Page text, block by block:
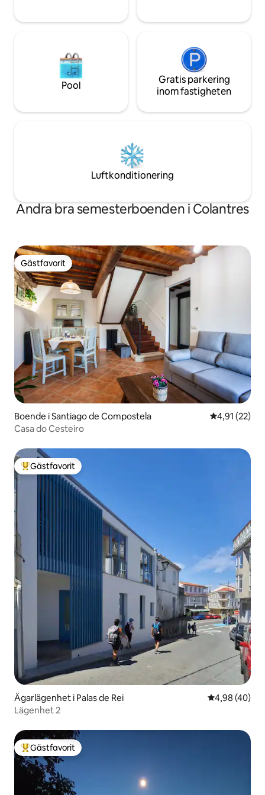
Pool
Gratis parkering
inom fastigheten
Luftkonditionering
Andra bra semesterboenden i Colantres
Gästfavorit
Gästfavorit
Boende i Santiago de Compostela 4,91 av 5 i
4,91 (22)
Casa do Cesteiro
Populär gästfavorit
Gästfavorit
Ägarlägenhet i Palas de Rei 4,98 av 5 i
4,98 (40)
Lägenhet 2
Populär gästfavorit
Gästfavorit